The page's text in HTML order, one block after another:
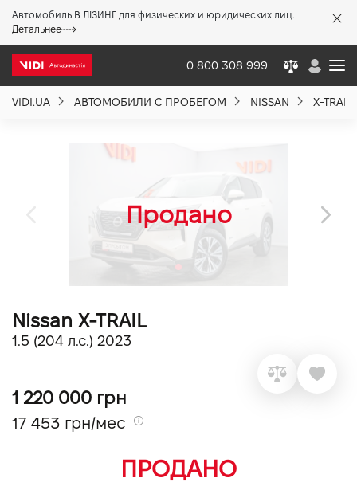
Автомобиль В ЛІЗИНГ для физических и юридических лиц.
Детальнее
0 800 308 999
VIDI.UA АВТОМОБИЛИ С ПРОБЕГОМ NISSAN X-TRAIL
Nissan X-TRAIL
1.5 (204 л.с.) 2023
1 220 000 грн
17 453 грн/мес
ПРОДАНО
Новости
Политика качества
Вакансии
Контакты
Підпишись на наш канал та слідкуй за